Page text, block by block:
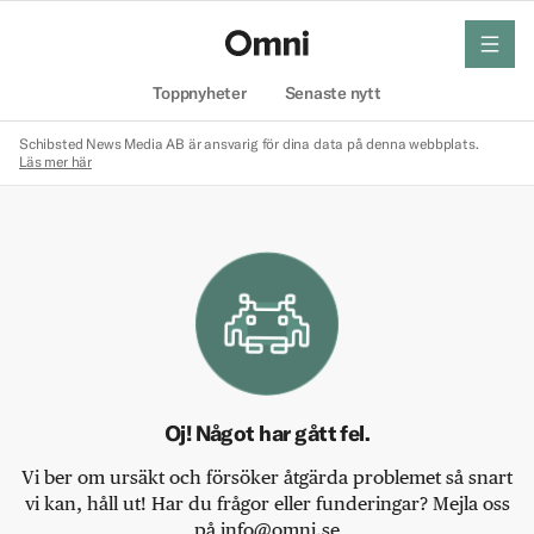
Toppnyheter Senaste nytt
meny
Schibsted News Media AB är ansvarig för dina data på denna webbplats.
Läs mer här
Oj! Något har gått fel.
Vi ber om ursäkt och försöker åtgärda problemet så snart
vi kan, håll ut! Har du frågor eller funderingar? Mejla oss